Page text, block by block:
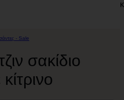
- Sale
σακίδιο